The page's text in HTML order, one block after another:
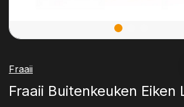
Fraaii
Fraaii Buitenkeuken Eiken